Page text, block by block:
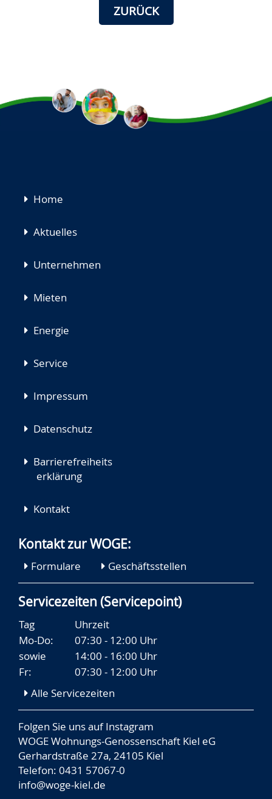
ZURÜCK
Navigation
Home
Aktuelles
Unternehmen
Mieten
Energie
Service
Impressum
Datenschutz
Barrierefreiheits
erklärung
Kontakt
Kontakt zur WOGE:
Formulare Geschäftsstellen
Servicezeiten (Servicepoint)
Tag
Uhrzeit
Mo-Do:
07:30 - 12:00 Uhr
sowie
14:00 - 16:00 Uhr
Fr:
07:30 - 12:00 Uhr
Alle Servicezeiten
Folgen Sie uns aufInstagram
WOGE Wohnungs-Genossenschaft Kiel eG
Gerhardstraße 27a, 24105 Kiel
Telefon: 0431 57067-0
info@woge-kiel.de